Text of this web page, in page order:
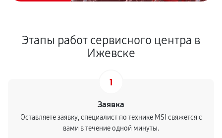
Этапы работ сервисного центра в
Ижевске
1
Заявка
Оставляете заявку, специалист по технике MSI свяжется с
вами в течение одной минуты.